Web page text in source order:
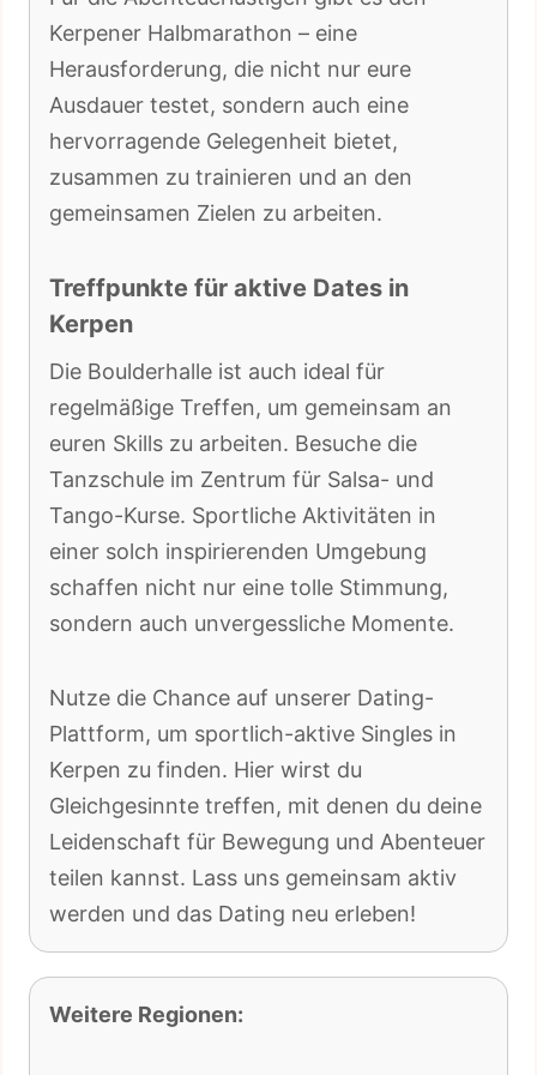
Kerpener Halbmarathon – eine
Herausforderung, die nicht nur eure
Ausdauer testet, sondern auch eine
hervorragende Gelegenheit bietet,
zusammen zu trainieren und an den
gemeinsamen Zielen zu arbeiten.
Treffpunkte für aktive Dates in
Kerpen
Die Boulderhalle ist auch ideal für
regelmäßige Treffen, um gemeinsam an
euren Skills zu arbeiten. Besuche die
Tanzschule im Zentrum für Salsa- und
Tango-Kurse. Sportliche Aktivitäten in
einer solch inspirierenden Umgebung
schaffen nicht nur eine tolle Stimmung,
sondern auch unvergessliche Momente.
Nutze die Chance auf unserer Dating-
Plattform, um sportlich-aktive Singles in
Kerpen zu finden. Hier wirst du
Gleichgesinnte treffen, mit denen du deine
Leidenschaft für Bewegung und Abenteuer
teilen kannst. Lass uns gemeinsam aktiv
werden und das Dating neu erleben!
Weitere Regionen: